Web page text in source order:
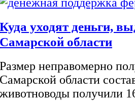
Куда уходят деньги,
Самарской области
Размер неправомерно
Самарской области
животноводы получили